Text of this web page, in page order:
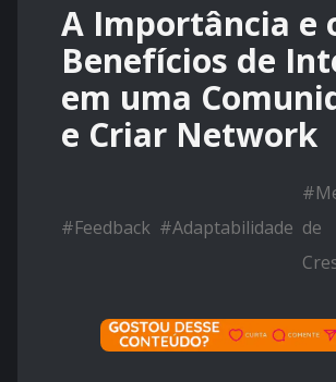
A Importância e
Benefícios de
em uma
e Criar Network
#Feedback #Adaptabilidade
#
de